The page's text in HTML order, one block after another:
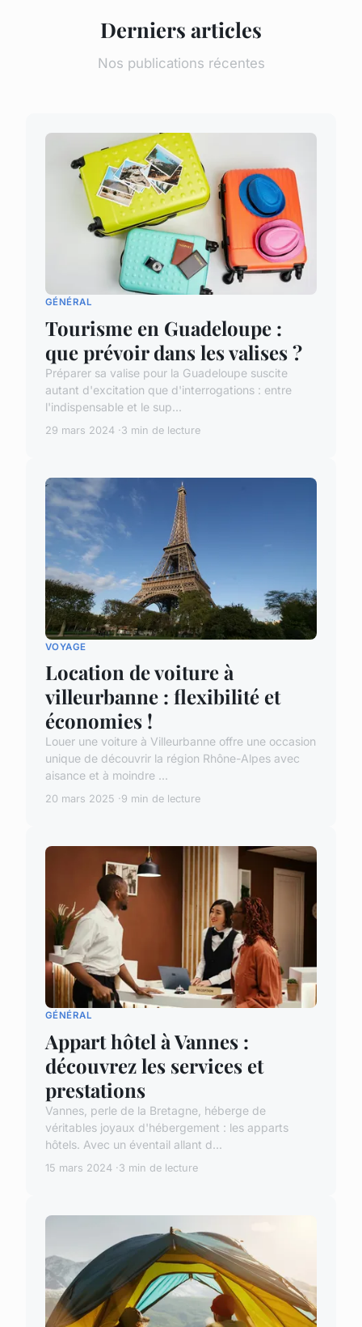
Derniers articles
Nos publications récentes
GÉNÉRAL
Tourisme en Guadeloupe :
que prévoir dans les valises ?
Préparer sa valise pour la Guadeloupe suscite
autant d'excitation que d'interrogations : entre
l'indispensable et le sup...
29 mars 2024 3 min de lecture
VOYAGE
Location de voiture à
villeurbanne : flexibilité et
économies !
Louer une voiture à Villeurbanne offre une occasion
unique de découvrir la région Rhône-Alpes avec
aisance et à moindre ...
20 mars 2025 9 min de lecture
GÉNÉRAL
Appart hôtel à Vannes :
découvrez les services et
prestations
Vannes, perle de la Bretagne, héberge de
véritables joyaux d'hébergement : les apparts
hôtels. Avec un éventail allant d...
15 mars 2024 3 min de lecture